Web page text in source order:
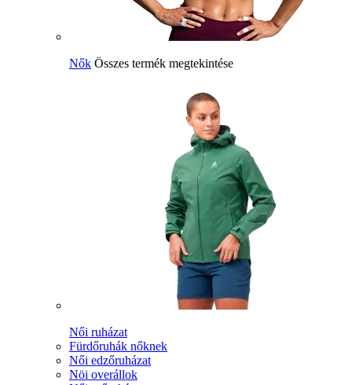
Nők Összes termék megtekintése
Női ruházat
Fürdőruhák nőknek
Női edzőruházat
Nöi overállok